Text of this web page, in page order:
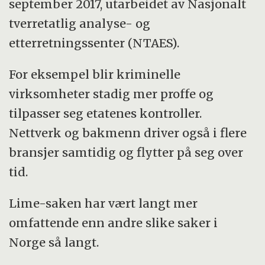
september 2017, utarbeidet av Nasjonalt
tverretatlig analyse- og
etterretningssenter (NTAES).
For eksempel blir kriminelle
virksomheter stadig mer proffe og
tilpasser seg etatenes kontroller.
Nettverk og bakmenn driver også i flere
bransjer samtidig og flytter på seg over
tid.
Lime-saken har vært langt mer
omfattende enn andre slike saker i
Norge så langt.